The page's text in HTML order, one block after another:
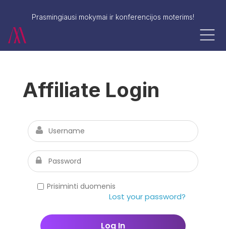
Prasmingiausi mokymai ir konferencijos moterims!
Affiliate Login
Prisiminti duomenis
Lost your password?